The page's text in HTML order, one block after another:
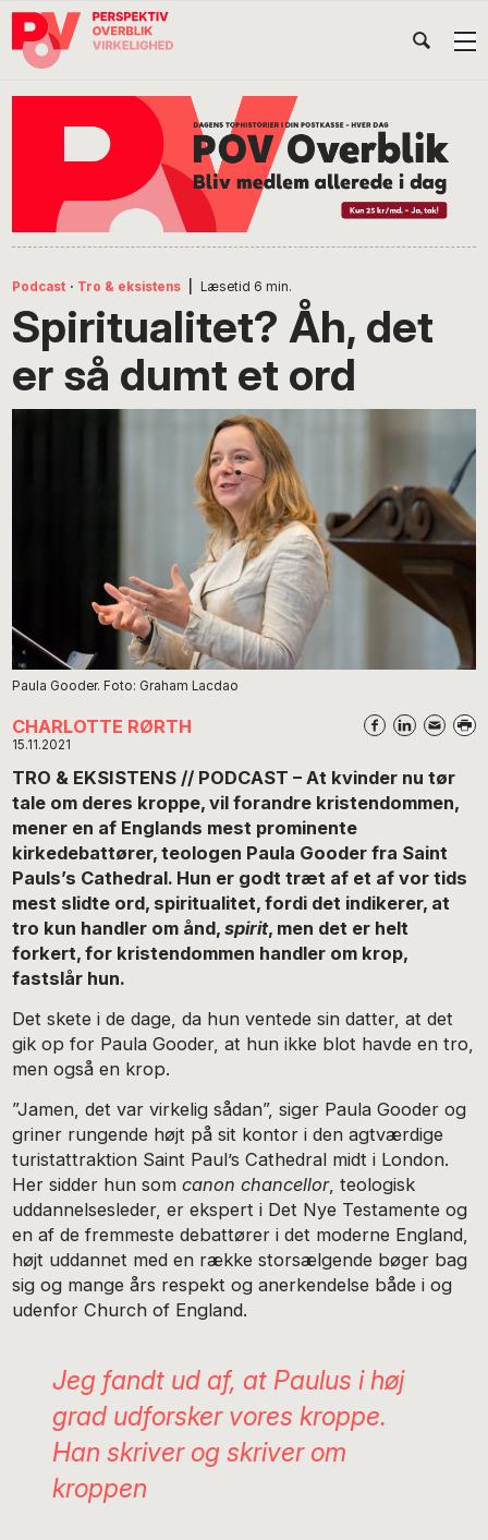
Gå
direkte
Skip
indhold
Gå
direkte
Podcast · Tro & eksistens Læsetid 6 min.
Spiritualitet? Åh, det
er så dumt et ord
Paula Gooder. Foto: Graham Lacdao
CHARLOTTE RØRTH
15.11.2021
TRO & EKSISTENS // PODCAST – At kvinder nu tør
tale om deres kroppe, vil forandre kristendommen,
mener en af Englands mest prominente
kirkedebattører, teologen Paula Gooder fra Saint
Pauls’s Cathedral. Hun er godt træt af et af vor tids
mest slidte ord, spiritualitet, fordi det indikerer, at
tro kun handler om ånd,spirit, men det er helt
forkert, for kristendommen handler om krop,
fastslår hun.
Det skete i de dage, da hun ventede sin datter, at det
gik op for Paula Gooder, at hun ikke blot havde en tro,
men også en krop.
”Jamen, det var virkelig sådan”, siger Paula Gooder og
griner rungende højt på sit kontor i den agtværdige
turistattraktion Saint Paul’s Cathedral midt i London.
Her sidder hun somcanon chancellor, teologisk
uddannelsesleder, er ekspert i Det Nye Testamente og
en af de fremmeste debattører i det moderne England,
højt uddannet med en række storsælgende bøger bag
sig og mange års respekt og anerkendelse både i og
udenfor Church of England.
Jeg fandt ud af, at Paulus i høj
grad udforsker vores kroppe.
Han skriver og skriver om
kroppen